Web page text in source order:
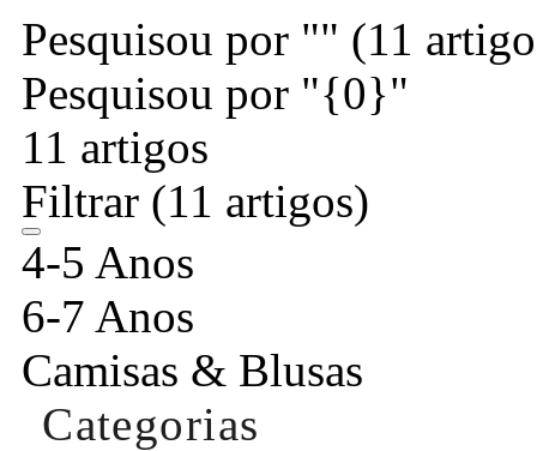
Pesquisou por "" (11
Pesquisou por "{0}"
11 artigos
Filtrar (11 artigos)
4-5 Anos
6-7 Anos
Camisas & Blusas
Categorias